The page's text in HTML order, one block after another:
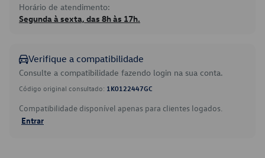
Horário de atendimento:
Segunda à sexta, das 8h às 17h.
Verifique a compatibilidade
Consulte a compatibilidade fazendo login na sua conta.
Código original consultado: 1K0122447GC
Compatibilidade disponível apenas para clientes logados.
Entrar